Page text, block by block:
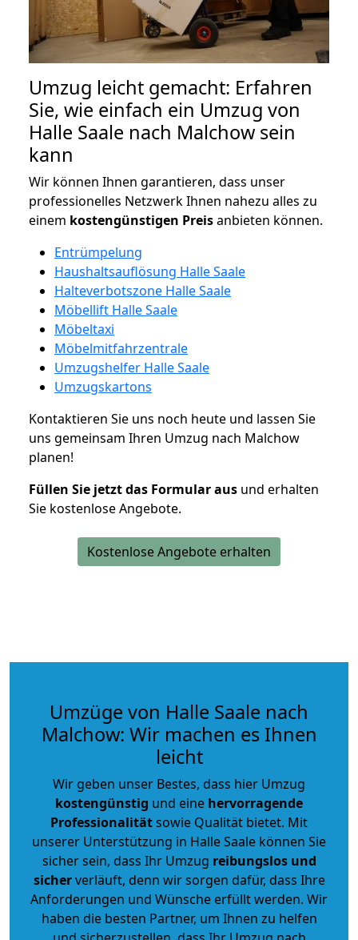
Umzug leicht gemacht: Erfahren
Sie, wie einfach ein Umzug von
Halle Saale nach Malchow sein
kann
Wir können Ihnen garantieren, dass unser
professionelles Netzwerk Ihnen nahezu alles zu
einem kostengünstigen Preisanbieten können.
Entrümpelung
Haushaltsauflösung Halle Saale
Halteverbotszone Halle Saale
Möbellift Halle Saale
Möbeltaxi
Möbelmitfahrzentrale
Umzugshelfer Halle Saale
Umzugskartons
Kontaktieren Sie uns noch heute und lassen Sie
uns gemeinsam Ihren Umzug nach Malchow
planen!
Füllen Sie jetzt das Formular aus und erhalten
Sie kostenlose Angebote.
Kostenlose Angebote erhalten
Umzüge von Halle Saale nach
Malchow: Wir machen es Ihnen
leicht
Wir geben unser Bestes, dass hier Umzug
kostengünstig und eine hervorragende
Professionalitätsowie Qualität bietet. Mit
unserer Unterstützung in Halle Saale können Sie
sicher sein, dass Ihr Umzug reibungslos und
sicherverläuft, denn wir sorgen dafür, dass Ihre
Anforderungen und Wünsche erfüllt werden. Wir
haben die besten Partner, um Ihnen zu helfen